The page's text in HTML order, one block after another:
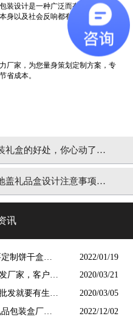
装设计是一种广泛而有影响力的设
身以及社会反响都有很大的影响和
厂家，为您量身策划定制方案，专
省成本。
礼盒的好处，你心动了
盖礼品盒设计注意事项，
讯
2022/01/19
厂家，客户案
2020/03/21
发就要有生产
2020/03/05
2022/12/02